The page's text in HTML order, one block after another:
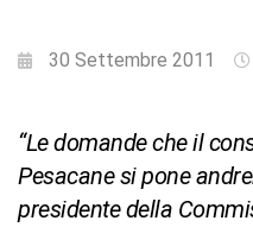
30 Settembre 2011
“Le domande che il
Pesacane si pone
presidente della